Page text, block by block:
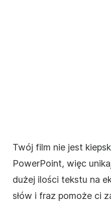
Twój film nie jest
PowerPoint, więc
dużej ilości tekstu na
słów i fraz pomoże ci